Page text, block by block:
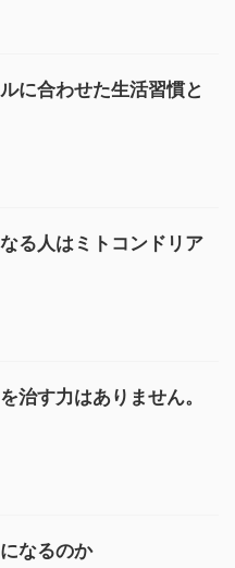
に合わせた生活習慣と
なる人はミトコンドリア
治す力はありません。
なるのか